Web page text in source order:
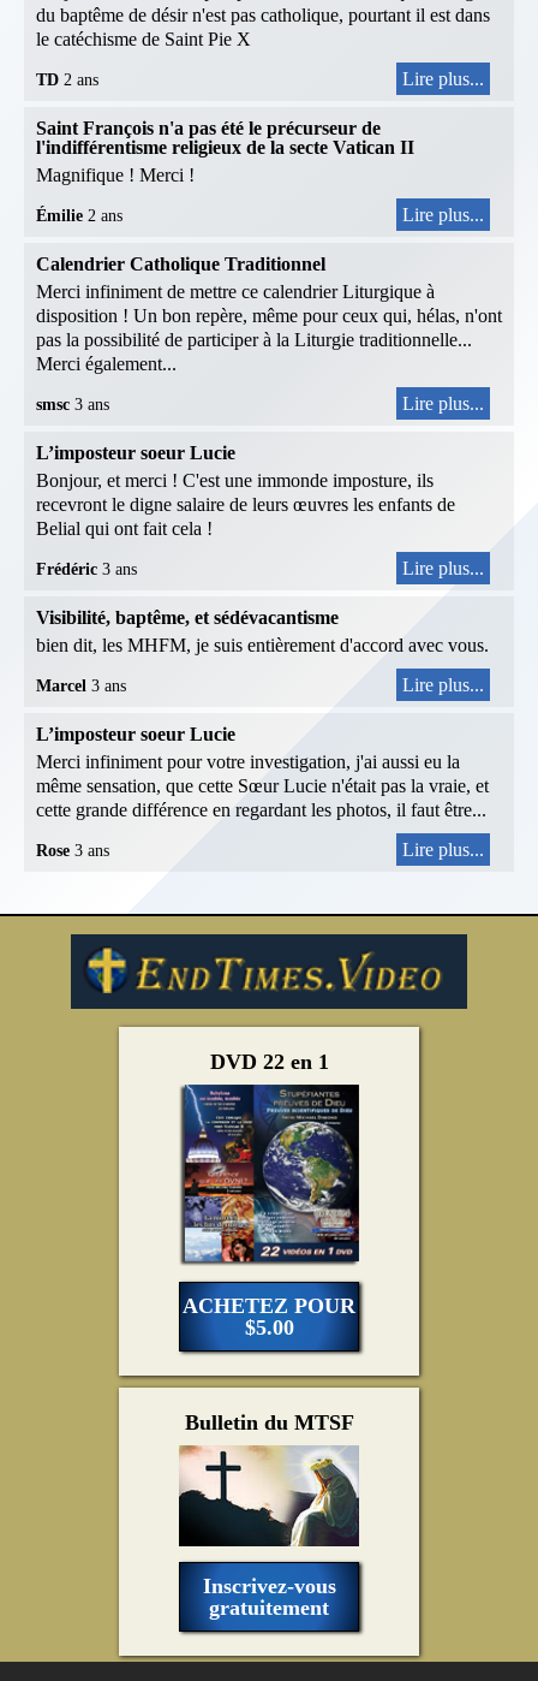
du baptême de désir n'est pas catholique, pourtant il est dans
le catéchisme de Saint Pie X
TD 2 ans Lire plus...
Saint François n'a pas été le précurseur de
l'indifférentisme religieux de la secte Vatican II
Magnifique ! Merci !
Émilie 2 ans Lire plus...
Calendrier Catholique Traditionnel
Merci infiniment de mettre ce calendrier Liturgique à
disposition ! Un bon repère, même pour ceux qui, hélas, n'ont
pas la possibilité de participer à la Liturgie traditionnelle...
Merci également...
smsc 3 ans Lire plus...
L’imposteur soeur Lucie
Bonjour, et merci ! C'est une immonde imposture, ils
recevront le digne salaire de leurs œuvres les enfants de
Belial qui ont fait cela !
Frédéric 3 ans Lire plus...
Visibilité, baptême, et sédévacantisme
bien dit, les MHFM, je suis entièrement d'accord avec vous.
Marcel 3 ans Lire plus...
L’imposteur soeur Lucie
Merci infiniment pour votre investigation, j'ai aussi eu la
même sensation, que cette Sœur Lucie n'était pas la vraie, et
cette grande différence en regardant les photos, il faut être...
Rose 3 ans Lire plus...
DVD 22 en 1
ACHETEZ POUR
$5.00
Bulletin du MTSF
Inscrivez-vous
gratuitement